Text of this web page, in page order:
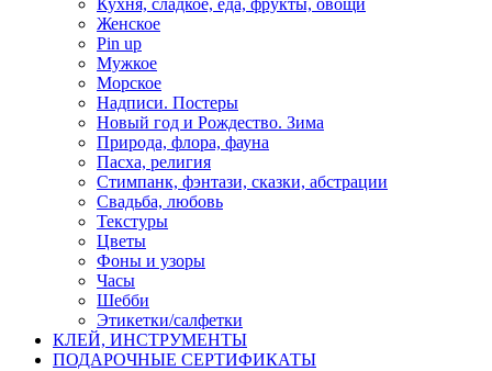
Кухня, сладкое, еда, фрукты, овощи
Женское
Pin up
Мужкое
Морское
Надписи. Постеры
Новый год и Рождество. Зима
Природа, флора, фауна
Пасха, религия
Стимпанк, фэнтази, сказки, абстрации
Свадьба, любовь
Текстуры
Цветы
Фоны и узоры
Часы
Шебби
Этикетки/салфетки
КЛЕЙ, ИНСТРУМЕНТЫ
ПОДАРОЧНЫЕ СЕРТИФИКАТЫ